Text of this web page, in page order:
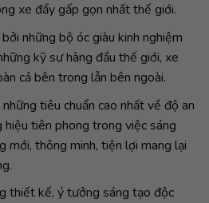
xe đẩy gấp gọn nhất thế giới.
những bộ óc giàu kinh nghiệm
kỹ sư hàng đầu thế giới, xe
cả bên trong lẫn bên ngoài.
tiêu chuẩn cao nhất về độ an
tiên phong trong việc sáng
mới, thông minh, tiện lợi mang lại
thiết kế, ý tưởng sáng tạo độc